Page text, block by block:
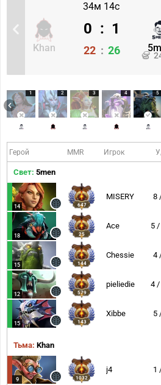
34м 14с
Khan
0 : 1
22 : 26
1 2 3 4 5
Герой MMR Игрок
Свет: 5men
14 647
MISERY 8
18 25
Ace 5
15 144
Chessie 4
12 579
pieliedie 4 /
15 143
Xibbe 5
Тьма: Khan
9 1032
j4 1